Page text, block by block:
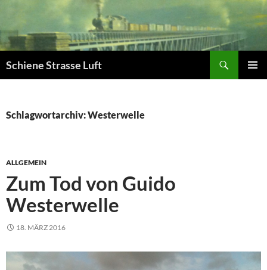
springen
Schiene Strasse Luft
Schlagwortarchiv: Westerwelle
ALLGEMEIN
Zum Tod von Guido
Westerwelle
18. MÄRZ 2016